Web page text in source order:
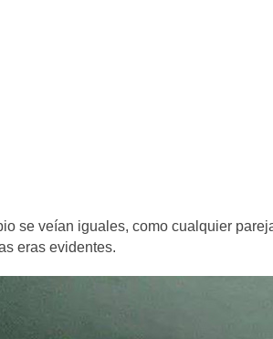
se veían iguales, como cualquier
eras evidentes.